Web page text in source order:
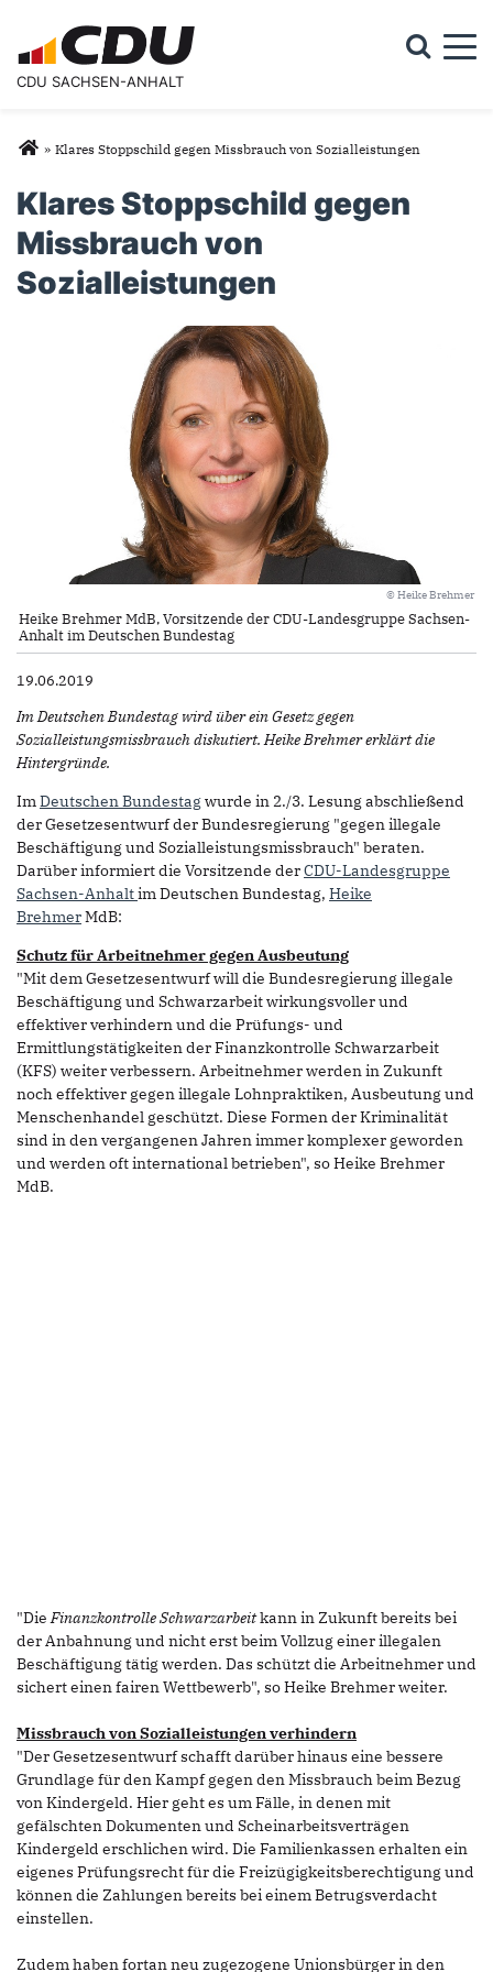
CDU SACHSEN-ANHALT
Suchformular
Sie sind hier
» Klares Stoppschild gegen Missbrauch von Sozialleistungen
Klares Stoppschild gegen
Missbrauch von
Sozialleistungen
© Heike Brehmer
Heike Brehmer MdB, Vorsitzende der CDU-Landesgruppe Sachsen-
Anhalt im Deutschen Bundestag
19.06.2019
Im Deutschen Bundestag wird über ein Gesetz gegen
Sozialleistungsmissbrauch diskutiert. Heike Brehmer erklärt die
Hintergründe.
ImDeutschen Bundestagwurde in 2./3. Lesung abschließend
der Gesetzesentwurf der Bundesregierung "gegen illegale
Beschäftigung und Sozialleistungsmissbrauch" beraten.
Darüber informiert die Vorsitzende derCDU-Landesgruppe
Sachsen-Anhaltim Deutschen Bundestag, Heike
BrehmerMdB:
Schutz für Arbeitnehmer gegen Ausbeutung
"Mit dem Gesetzesentwurf will die Bundesregierung illegale
Beschäftigung und Schwarzarbeit wirkungsvoller und
effektiver verhindern und die Prüfungs- und
Ermittlungstätigkeiten der Finanzkontrolle Schwarzarbeit
(KFS) weiter verbessern. Arbeitnehmer werden in Zukunft
noch effektiver gegen illegale Lohnpraktiken, Ausbeutung und
Menschenhandel geschützt. Diese Formen der Kriminalität
sind in den vergangenen Jahren immer komplexer geworden
und werden oft international betrieben", so Heike Brehmer
MdB.
"DieFinanzkontrolle Schwarzarbeitkann in Zukunft bereits bei
der Anbahnung und nicht erst beim Vollzug einer illegalen
Beschäftigung tätig werden. Das schützt die Arbeitnehmer und
sichert einen fairen Wettbewerb", so Heike Brehmer weiter.
Missbrauch von Sozialleistungen verhindern
"Der Gesetzesentwurf schafft darüber hinaus eine bessere
Grundlage für den Kampf gegen den Missbrauch beim Bezug
von Kindergeld. Hier geht es um Fälle, in denen mit
gefälschten Dokumenten und Scheinarbeitsverträgen
Kindergeld erschlichen wird. Die Familienkassen erhalten ein
eigenes Prüfungsrecht für die Freizügigkeitsberechtigung und
können die Zahlungen bereits bei einem Betrugsverdacht
einstellen.
Zudem haben fortan neu zugezogene Unionsbürger in den